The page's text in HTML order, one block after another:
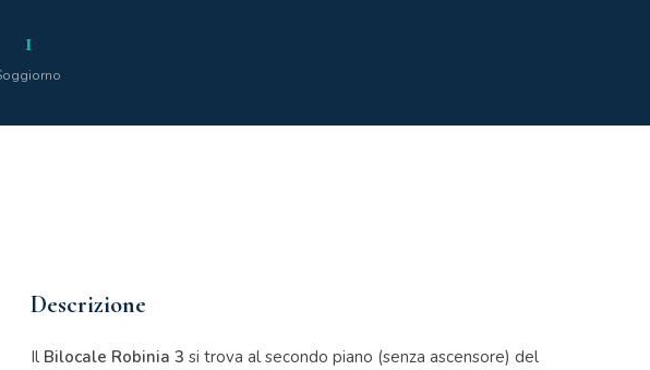
1
Descrizione
Il Bilocale Robinia 3 si trova al secondo piano (senza ascensore) del